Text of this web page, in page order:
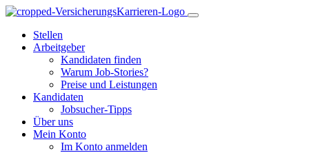
Stellen
Arbeitgeber
Kandidaten finden
Warum Job-Stories?
Preise und Leistungen
Kandidaten
Jobsucher-Tipps
Über uns
Mein Konto
Im Konto anmelden